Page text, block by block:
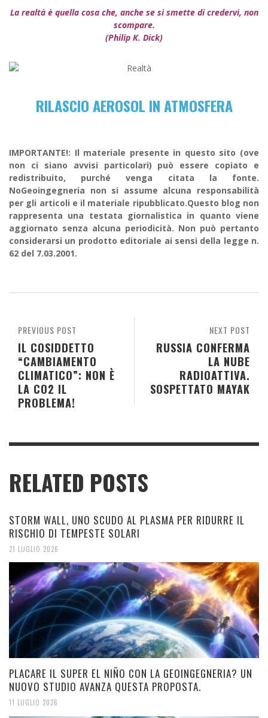
La realtà è quella cosa che, anche se si smette di credervi, non
scompare.
(Philip K. Dick)
RILASCIO AEROSOL IN ATMOSFERA
IMPORTANTE!: Il materiale presente in questo sito (ove
non ci siano avvisi particolari) può essere copiato e
redistribuito, purché venga citata la fonte.
NoGeoingegneria non si assume alcuna responsabilità
per gli articoli e il materiale ripubblicato.Questo blog non
rappresenta una testata giornalistica in quanto viene
aggiornato senza alcuna periodicità. Non può pertanto
considerarsi un prodotto editoriale ai sensi della legge n.
62 del 7.03.2001.
NEXT POST
RUSSIA CONFERMA
LA NUBE
RADIOATTIVA.
SOSPETTATO MAYAK
PREVIOUS POST
IL COSIDDETTO
“CAMBIAMENTO
CLIMATICO”: NON È
LA CO2 IL
PROBLEMA!
RELATED POSTS
STORM WALL, UNO SCUDO AL PLASMA PER RIDURRE IL
RISCHIO DI TEMPESTE SOLARI
21 LUGLIO 2026
PLACARE IL SUPER EL NIÑO CON LA GEOINGEGNERIA? UN
NUOVO STUDIO AVANZA QUESTA PROPOSTA.
11 LUGLIO 2026